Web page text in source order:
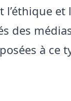
et
des
à ce